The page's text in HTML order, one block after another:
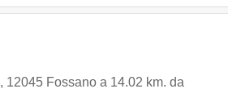
, 12045 Fossano a 14.02 km. da